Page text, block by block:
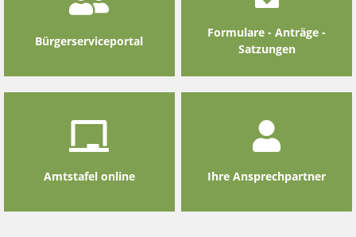
Bürgerserviceportal
Formulare - Anträge -
Satzungen
Amtstafel online Ihre Ansprechpartner